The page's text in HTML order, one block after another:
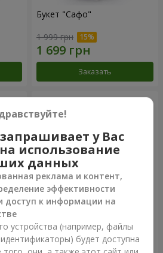
Букет "Сафо"
1 999 грн
Заказать
Монобукет из 9 белых роз
1 399 грн
у Вас
использование
данных
реклама и контент,
эффективности
доступ к информации на
устройства (например, файлы
будет доступна